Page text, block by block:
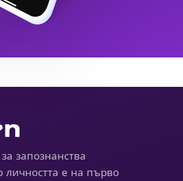
запознанства
личността е на първо